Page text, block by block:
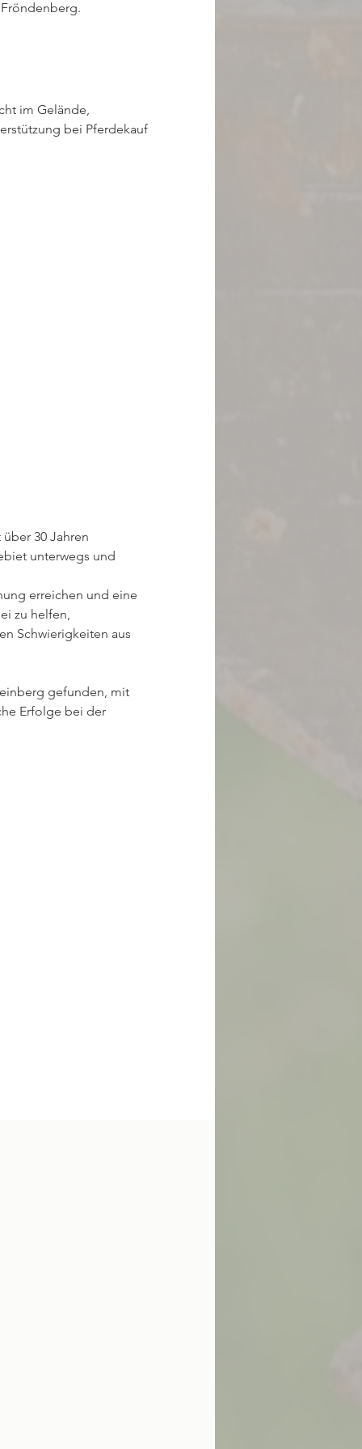
im Gelände,
bei Pferdekauf
30 Jahren
unterwegs und
erreichen und eine
zu helfen,
Schwierigkeiten aus
Erfolge bei der